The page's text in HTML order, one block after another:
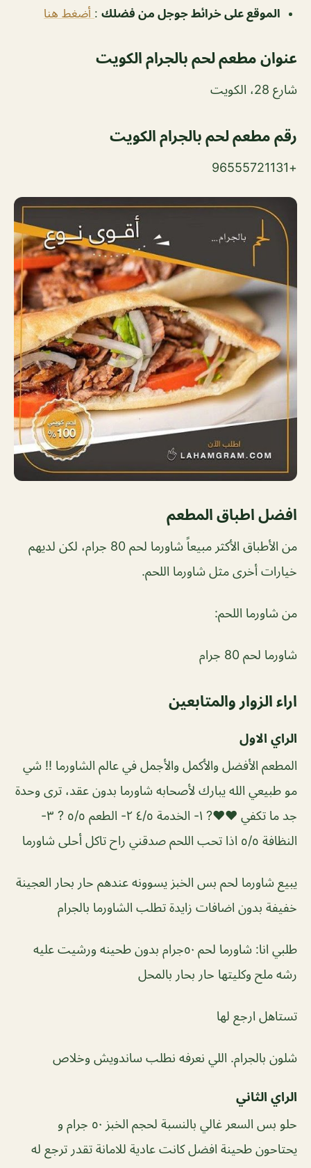
الموقع على خرائط جوجل من فضلك : أضغط هنا
عنوان مطعم لحم بالجرام الكويت
شارع 28، الكويت
رقم مطعم لحم بالجرام الكويت
+96555721131
افضل اطباق المطعم
من الأطباق الأكثر مبيعاً شاورما لحم 80 جرام، لكن لديهم
خيارات أخرى مثل شاورما اللحم.
من شاورما اللحم:
شاورما لحم 80 جرام
اراء الزوار والمتابعين
الراي الاول
المطعم الأفضل والأكمل والأجمل في عالم الشاورما !! شي
مو طبيعي الله يبارك لأصحابه شاورما بدون عقد، ترى وحدة
جد ما تكفي ❤️❤️? ١- الخدمة ٤/٥ ٢- الطعم ٥/٥ ? ٣-
النظافة ٥/٥ اذا تحب اللحم صدقني راح تاكل أحلى شاورما
يبيع شاورما لحم بس الخبز يسوونه عندهم حار بحار العجينة
خفيفة بدون اضافات زايدة تطلب الشاورما بالجرام
طلبي انا: شاورما لحم ٥٠جرام بدون طحينه ورشيت عليه
رشه ملح وكليتها حار بحار بالمحل
تستاهل ارجع لها
شلون بالجرام. اللي نعرفه نطلب ساندويش وخلاص
الراي الثاني
حلو بس السعر غالي بالنسبة لحجم الخبز ٥٠ جرام و
يحتاحون طحينة افضل كانت عادية للامانة تقدر ترجع له